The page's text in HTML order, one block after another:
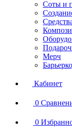
Соты и
Мерч
Кабинет
0
0